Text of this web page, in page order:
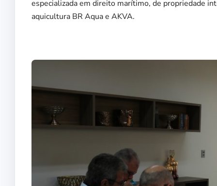
especializada em direito marítimo, de propriedade
aquicultura BR Aqua e AKVA.